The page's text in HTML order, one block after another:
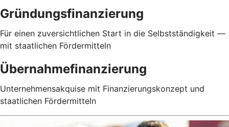
Gründungsfinanzierung
Für einen zuversichtlichen Start in die Selbstständigkeit —
mit staatlichen Fördermitteln
Übernahmefinanzierung
Unternehmensakquise mit Finanzierungskonzept und
staatlichen Fördermitteln